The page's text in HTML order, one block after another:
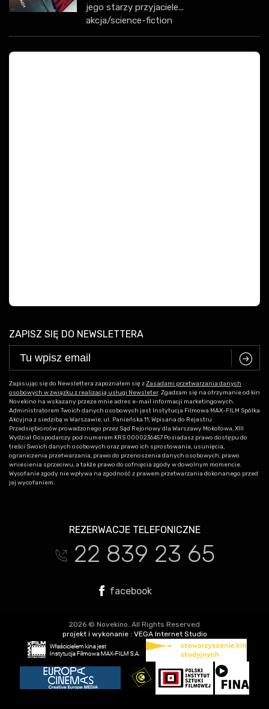
jego starzy przyjaciele...
akcja/science-fiction
ZAPISZ SIĘ DO NEWSLETTERA
C
Zapisując się do Newslettera zapoznałem się zZasadami przetwarzania danych
osobowych w związku z realizacją usługi Newsleter. Zgadzam się na otrzymanie od kin
Novekino na wskazany przeze mnie adres e-mail informacji marketingowych.
Administratorem Twoich danych osobowych jest Instytucja Filmowa MAX-FILM Spółka
Akcyjna z siedzibą w Warszawie, ul. Panieńska 11, Wpisana do Rejestru
Przedsiębiorców prowadzonego przez Sąd Rejonowy dla Warszawy Mokotowa, XIII
Wydział Gospodarczy pod numerem KRS 0000236457 Posiadasz prawo dostępu do
treści Swoich danych osobowych oraz prawo ich sprostowania, usunięcia,
ograniczenia przetwarzania, prawo do przenoszenia danych osobowych, prawo
wniesienia sprzeciwu, a także prawo do cofnięcia zgody w dowolnym momencie.
Wycofanie zgody nie wpływa na zgodność z prawem przetwarzania dokonanego przed
jej wycofaniem.
REZERWACJE TELEFONICZNE
t 22 839 23 65
facebook
2026 © Novekino. All Rights Reserved
projekt i wykonanie : VEGA Internet Studio